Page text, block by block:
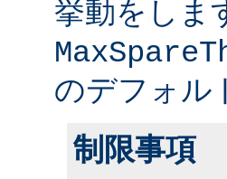
挙動をしま
のデフォル
制限事項